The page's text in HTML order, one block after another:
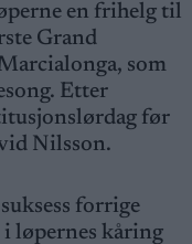
en frihelg til
Grand
som
Etter
før
Nilsson.
forrige
i løpernes kåring